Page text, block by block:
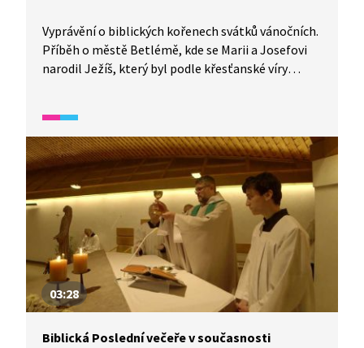
Vyprávění o biblických kořenech svátků vánočních.
Příběh o městě Betlémě, kde se Marii a Josefovi
narodil Ježíš, který byl podle křesťanské víry
03:28
Biblická Poslední večeře v současnosti